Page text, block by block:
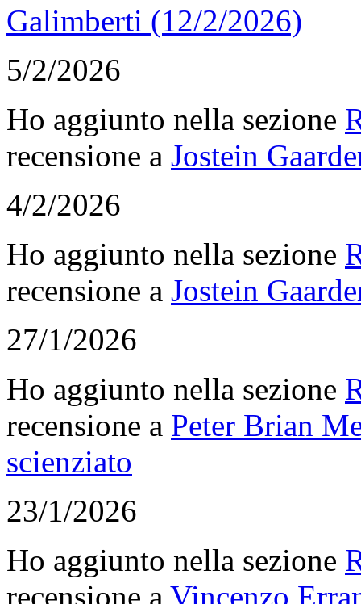
Galimberti (12/2/2026)
5/2/2026
Ho aggiunto nella sezione
recensione a Jostein
4/2/2026
Ho aggiunto nella sezione
recensione a Jostein
27/1/2026
Ho aggiunto nella sezione
recensione a Peter Brian
scienziato
23/1/2026
Ho aggiunto nella sezione
recensione a Vincenzo